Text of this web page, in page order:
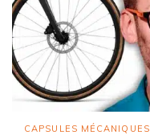
CAPSULES MÉCANIQUES